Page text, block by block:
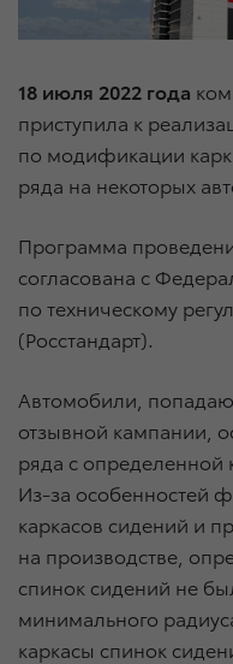
18 июля 2022 года
приступила к
по модификации
ряда на некоторых
Программа
согласована с
по техническому
(Росстандарт).
Автомобили,
отзывной кампании,
ряда с определенной
Из-за особенностей
каркасов сидений и
на производстве,
спинок сидений не
минимального
каркасы спинок